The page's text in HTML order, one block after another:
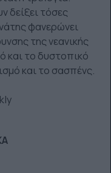
δείξει τόσες
φανερώνει
της νεανικής
και το δυστοπικό
και το σασπένς.